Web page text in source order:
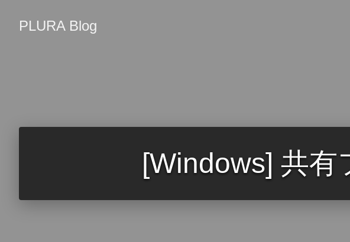
PLURA Blog
[Windows] 共